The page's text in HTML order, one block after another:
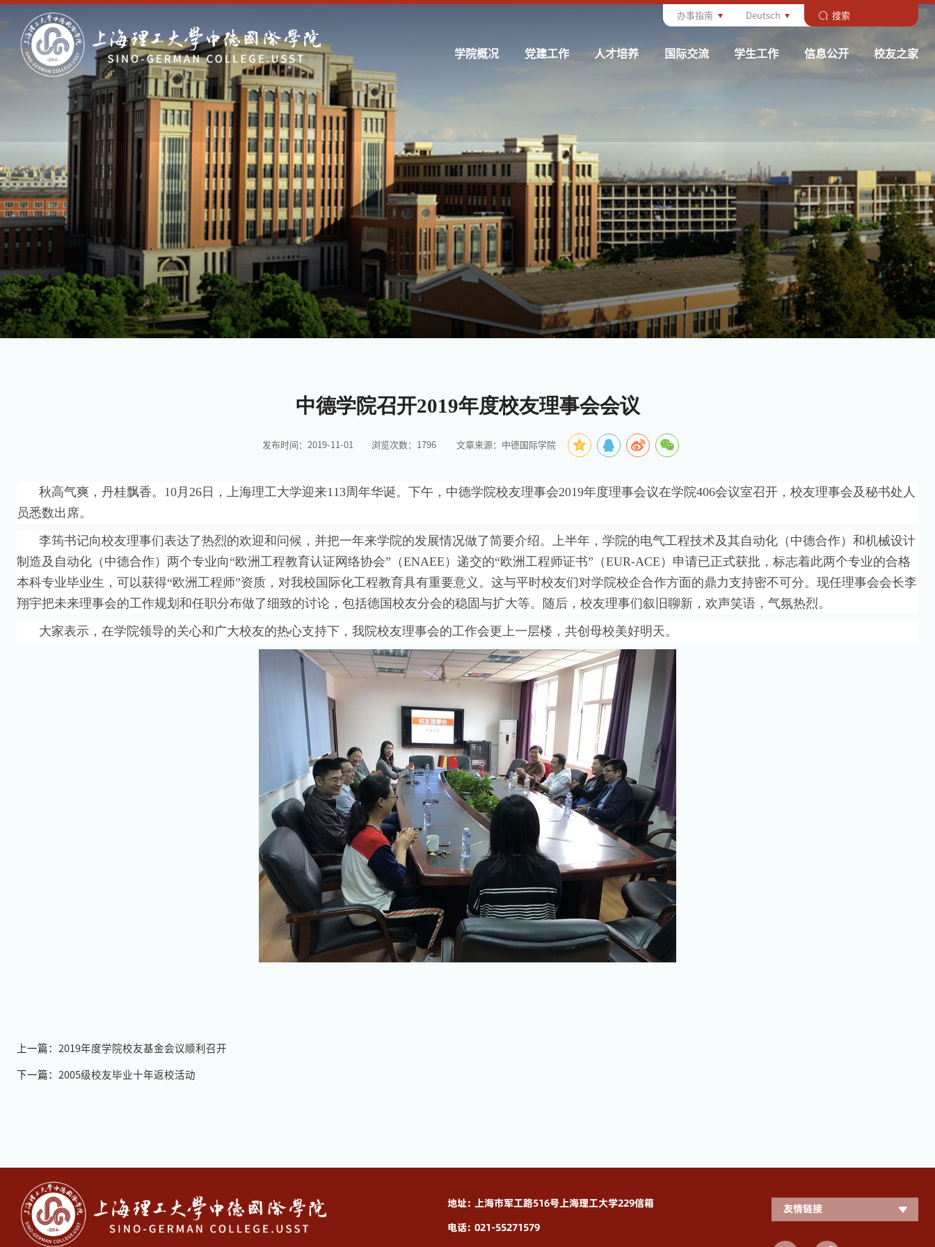
办事指南 Deutsch
学院概况 党建工作 人才培养 国际交流 学生工作 信息公开 校友之家
中德学院召开2019年度校友理事会会议
发布时间：2019-11-01 浏览次数： 1796 文章来源：中德国际学院
秋高气爽，丹桂飘香。 10月 26日，上海理工大学迎来113周年华诞。下午，中德学院校友理事会2019年度理事会议在学院406会议室召开，校友理事会及秘书处人
员悉数出席。
李筠书记向校友理事们表达了热烈的欢迎和问候，并把一年来学院的发展情况做了简要介绍。上半年，学院的电气工程技术及其自动化（中德合作）和机械设计
制造及自动化（中德合作）两个专业向“欧洲工程教育认证网络协会”（ENAEE）递交的“欧洲工程师证书”（EUR-ACE）申请已正式获批，标志着此两个专业的合格
本科专业毕业生，可以获得“欧洲工程师”资质，对我校国际化工程教育具有重要意义。这与平时校友们对学院校企合作方面的鼎力支持密不可分。现任理事会会长李
翔宇把未来理事会的工作规划和任职分布做了细致的讨论，包括德国校友分会的稳固与扩大等。随后，校友理事们叙旧聊新，欢声笑语，气氛热烈。
大家表示，在学院领导的关心和广大校友的热心支持下，我院校友理事会的工作会更上一层楼，共创母校美好明天。
上一篇： 2019年度学院校友基金会议顺利召开
下一篇： 2005级校友毕业十年返校活动
地址：上海市军工路516号上海理工大学229信箱
电话：021-55271579
友情链接